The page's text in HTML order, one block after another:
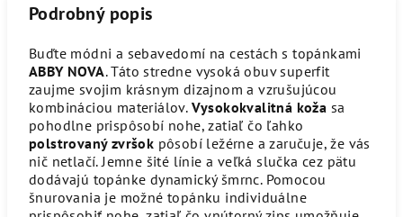
Podrobný popis
Buďte módni a sebavedomí na cestách s topánkami
ABBY NOVA. Táto stredne vysoká obuv superfit
zaujme svojim krásnym dizajnom a vzrušujúcou
kombináciou materiálov. Vysokokvalitná koža sa
pohodlne prispôsobí nohe, zatiaľ čo ľahko
polstrovaný zvršok pôsobí ležérne a zaručuje, že vás
nič netlačí. Jemne šité línie a veľká slučka cez pätu
dodávajú topánke dynamický šmrnc. Pomocou
šnurovania je možné topánku individuálne